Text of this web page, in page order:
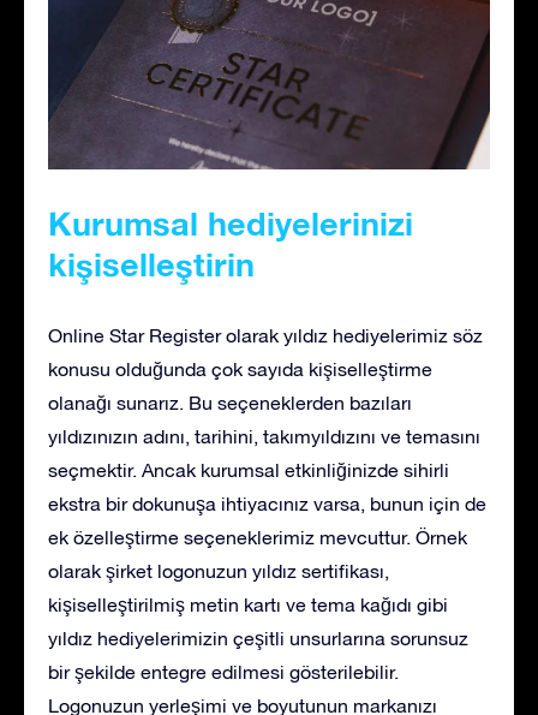
Kurumsal hediyelerinizi
kişiselleştirin
Online Star Register olarak yıldız hediyelerimiz söz
konusu olduğunda çok sayıda kişiselleştirme
olanağı sunarız. Bu seçeneklerden bazıları
yıldızınızın adını, tarihini, takımyıldızını ve temasını
seçmektir. Ancak kurumsal etkinliğinizde sihirli
ekstra bir dokunuşa ihtiyacınız varsa, bunun için de
ek özelleştirme seçeneklerimiz mevcuttur. Örnek
olarak şirket logonuzun yıldız sertifikası,
kişiselleştirilmiş metin kartı ve tema kağıdı gibi
yıldız hediyelerimizin çeşitli unsurlarına sorunsuz
bir şekilde entegre edilmesi gösterilebilir.
Logonuzun yerleşimi ve boyutunun markanızı